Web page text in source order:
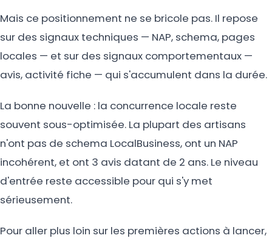
Mais ce positionnement ne se bricole pas. Il repose
sur des signaux techniques — NAP, schema, pages
locales — et sur des signaux comportementaux —
avis, activité fiche — qui s'accumulent dans la durée.
La bonne nouvelle : la concurrence locale reste
souvent sous-optimisée. La plupart des artisans
n'ont pas de schema LocalBusiness, ont un NAP
incohérent, et ont 3 avis datant de 2 ans. Le niveau
d'entrée reste accessible pour qui s'y met
sérieusement.
Pour aller plus loin sur les premières actions à lancer,